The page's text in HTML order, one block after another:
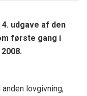
udgave af den
første gang i
lovgivning,